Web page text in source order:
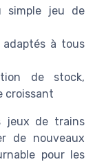
simple jeu de
à tous
de stock,
croissant
jeux de trains
de nouveaux
pour les